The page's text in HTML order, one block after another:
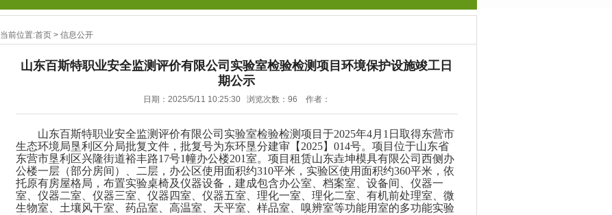
当前位置:首页 > 信息公开
山东百斯特职业安全监测评价有限公司实验室检验检测项目环境保护设施竣工日
期公示
日期：2025/5/11 10:25:30 浏览次数： 96 作者：
山东百斯特职业安全监测评价有限公司实验室检验检测项目 于2025年4月 1 日取得东营市
生态环境局垦利 区分局批复文件，批复号为东环垦分建审【 2025】 014号。项目位于山东省
东营市垦利区兴隆街道裕丰路17号1幢办公楼201室。 项目租赁山东垚坤模具有限公司西侧办
公楼一层（部分房间）、二层， 办公区使用面积约310平米，实验区使用面积约360平米，依
托原有房屋格局，布置实验桌椅及仪器设备，建成包含办公室、档案室、设备间、仪器一
室、 仪器二室、仪器三室、仪器四室、仪器五室、理化一室、理化二室、有机前处理室、微
生物室、土壤风干室、药品室、高温室、天平室、样品室、嗅辨室等功能用室的多功能实验